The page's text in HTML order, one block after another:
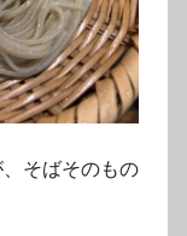
そばそのもの